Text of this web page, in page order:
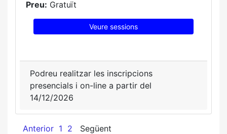
Preu: Gratuït
Veure sessions
Podreu realitzar les inscripcions
presencials i on-line a partir del
14/12/2026
Anterior 1 2 Següent